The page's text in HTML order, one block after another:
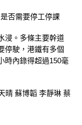
否需要停工停課
浸。多條主要幹道
停駛，港鐵有多個
時內錄得超過150毫
晴 蘇博韜 李靜琳 蔡